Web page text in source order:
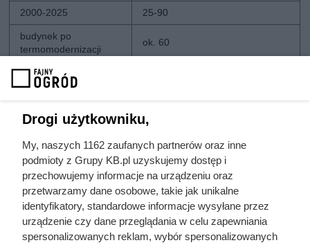
2000-2025 25-90
budynek po
termomodernizacji
ok. 60
budynek pasywny
Drogi użytkowniku,
My, naszych 1162 zaufanych partnerów oraz inne
podmioty z Grupy KB.pl uzyskujemy dostęp i
przechowujemy informacje na urządzeniu oraz
przetwarzamy dane osobowe, takie jak unikalne
identyfikatory, standardowe informacje wysyłane przez
urządzenie czy dane przeglądania w celu zapewniania
spersonalizowanych reklam, wybór spersonalizowanych